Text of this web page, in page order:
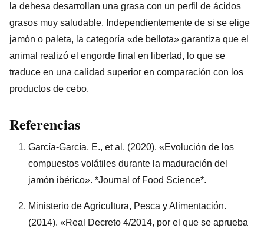
la dehesa desarrollan una grasa con un perfil de ácidos
grasos muy saludable. Independientemente de si se elige
jamón o paleta, la categoría «de bellota» garantiza que el
animal realizó el engorde final en libertad, lo que se
traduce en una calidad superior en comparación con los
productos de cebo.
Referencias
García-García, E., et al. (2020). «Evolución de los
compuestos volátiles durante la maduración del
jamón ibérico». *Journal of Food Science*.
Ministerio de Agricultura, Pesca y Alimentación.
(2014). «Real Decreto 4/2014, por el que se aprueba